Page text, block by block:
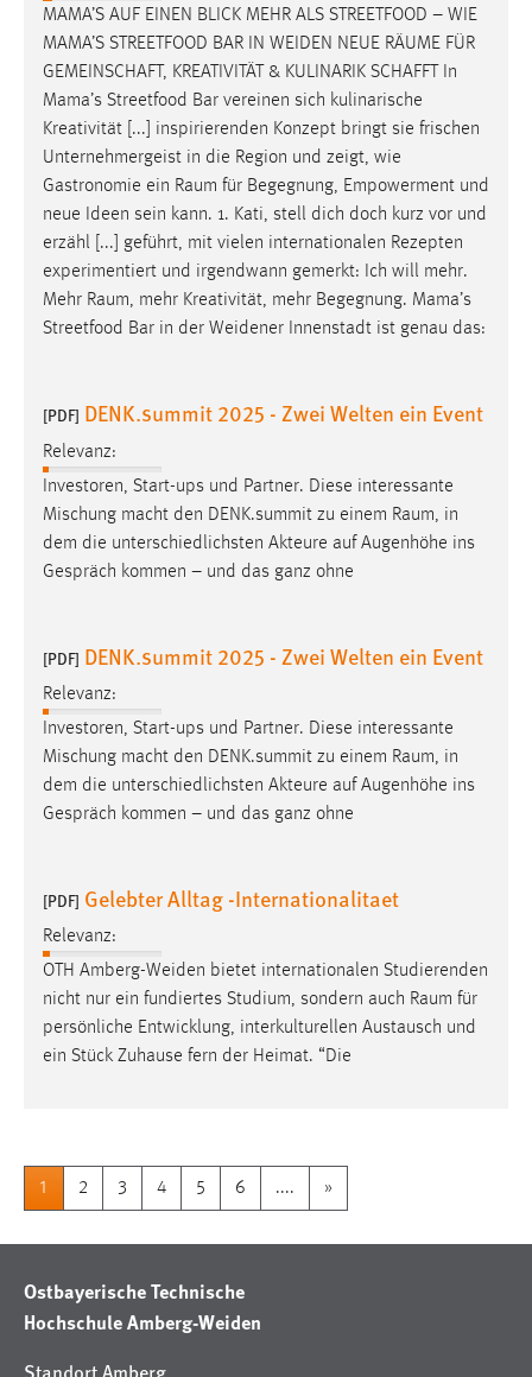
MAMA’S AUF EINEN BLICK MEHR ALS STREETFOOD – WIE
MAMA’S STREETFOOD BAR IN WEIDEN NEUE RÄUME FÜR
GEMEINSCHAFT, KREATIVITÄT & KULINARIK SCHAFFT In
Mama’s Streetfood Bar vereinen sich kulinarische
Kreativität [...] inspirierenden Konzept bringt sie frischen
Unternehmergeist in die Region und zeigt, wie
Gastronomie ein Raum für Begegnung, Empowerment und
neue Ideen sein kann. 1. Kati, stell dich doch kurz vor und
erzähl [...] geführt, mit vielen internationalen Rezepten
experimentiert und irgendwann gemerkt: Ich will mehr.
Mehr Raum, mehr Kreativität, mehr Begegnung. Mama’s
Streetfood Bar in der Weidener Innenstadt ist genau das:
[PDF] DENK.summit 2025 - Zwei Welten ein Event
Relevanz:
Investoren, Start-ups und Partner. Diese interessante
Mischung macht den DENK.summit zu einem Raum, in
dem die unterschiedlichsten Akteure auf Augenhöhe ins
Gespräch kommen – und das ganz ohne
[PDF] DENK.summit 2025 - Zwei Welten ein Event
Relevanz:
Investoren, Start-ups und Partner. Diese interessante
Mischung macht den DENK.summit zu einem Raum, in
dem die unterschiedlichsten Akteure auf Augenhöhe ins
Gespräch kommen – und das ganz ohne
[PDF] Gelebter Alltag -Internationalitaet
Relevanz:
OTH Amberg-Weiden bietet internationalen Studierenden
nicht nur ein fundiertes Studium, sondern auch Raum für
persönliche Entwicklung, interkulturellen Austausch und
ein Stück Zuhause fern der Heimat. “Die
1 2 3 4 5 6 .... »
Ostbayerische Technische
Hochschule Amberg-Weiden